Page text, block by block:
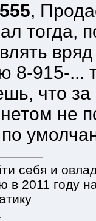
,
тогда,
8-915-...
что
не
по
себя и
в 2011 году